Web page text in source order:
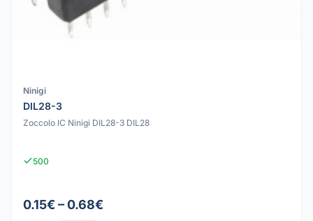
Ninigi
DIL28-3
Zoccolo IC Ninigi DIL28-3 DIL28
500
0.15€ – 0.68€